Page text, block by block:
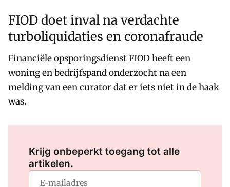
FIOD doet inval na verdachte
turboliquidaties en coronafraude
Financiële opsporingsdienst FIOD heeft een
woning en bedrijfspand onderzocht na een
melding van een curator dat er iets niet in de haak
was.
Krijg onbeperkt toegang tot alle
artikelen.